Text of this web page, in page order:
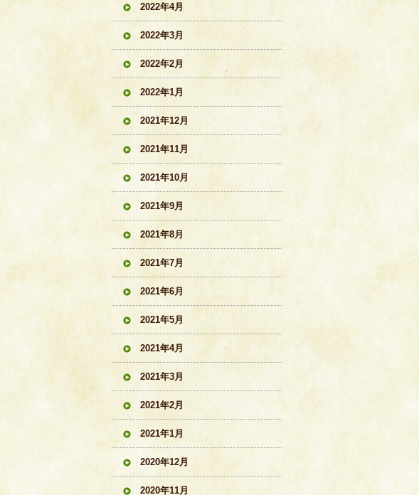
2022年4月
2022年3月
2022年2月
2022年1月
2021年12月
2021年11月
2021年10月
2021年9月
2021年8月
2021年7月
2021年6月
2021年5月
2021年4月
2021年3月
2021年2月
2021年1月
2020年12月
2020年11月